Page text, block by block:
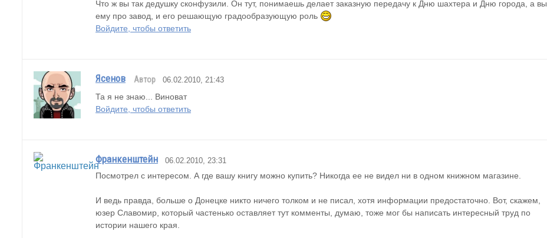
Что ж вы так дедушку сконфузили. Он тут, понимаешь делает заказную передачу к Дню шахтера и Дню города, а вы
ему про завод, и его решающую градообразующую роль
Войдите, чтобы ответить
Ясенов Автор 06.02.2010, 21:43
Та я не знаю... Виноват
Войдите, чтобы ответить
Франкенштейн 06.02.2010, 23:31
Посмотрел с интересом. А где вашу книгу можно купить? Никогда ее не видел ни в одном книжном магазине.
И ведь правда, больше о Донецке никто ничего толком и не писал, хотя информации предостаточно. Вот, скажем,
юзер Славомир, который частенько оставляет тут комменты, думаю, тоже мог бы написать интересный труд по
истории нашего края.